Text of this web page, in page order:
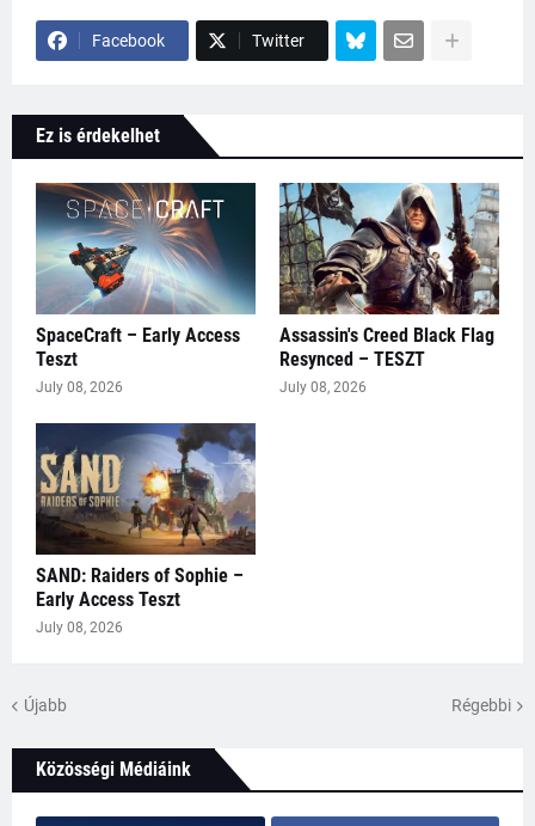
Facebook Twitter
Ez is érdekelhet
SpaceCraft – Early Access
Teszt
July 08, 2026
Assassin's Creed Black Flag
Resynced – TESZT
July 08, 2026
SAND: Raiders of Sophie –
Early Access Teszt
July 08, 2026
Újabb Régebbi
Közösségi Médiáink